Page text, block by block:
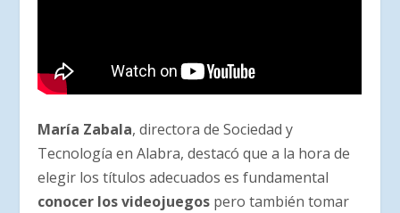
María Zabala, directora de Sociedad y
Tecnología en Alabra, destacó que a la hora de
elegir los títulos adecuados es fundamental
conocer los videojuegos pero también tomar